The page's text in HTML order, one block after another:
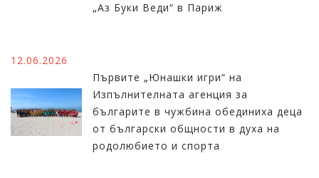
„Аз Буки Веди“ в Париж
12.06.2026
Първите „Юнашки игри“ на
Изпълнителната агенция за
българите в чужбина обединиха деца
от български общности в духа на
родолюбието и спорта